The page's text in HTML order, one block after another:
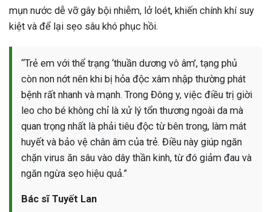
mụn nước dễ vỡ gây bội nhiễm, lở loét, khiến chính khí suy
kiệt và để lại sẹo sâu khó phục hồi.
“Trẻ em với thể trạng ‘thuần dương vô âm’, tạng phủ
còn non nớt nên khi bị hỏa độc xâm nhập thường phát
bệnh rất nhanh và mạnh. Trong Đông y, việc điều trị giời
leo cho bé không chỉ là xử lý tổn thương ngoài da mà
quan trọng nhất là phải tiêu độc từ bên trong, làm mát
huyết và bảo vệ chân âm của trẻ. Điều này giúp ngăn
chặn virus ăn sâu vào dây thần kinh, từ đó giảm đau và
ngăn ngừa sẹo hiệu quả.”
Bác sĩ Tuyết Lan